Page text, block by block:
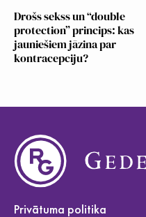
Drošs sekss un “double
protection” princips: kas
jauniešiem jāzina par
kontracepciju?
Privātuma politika